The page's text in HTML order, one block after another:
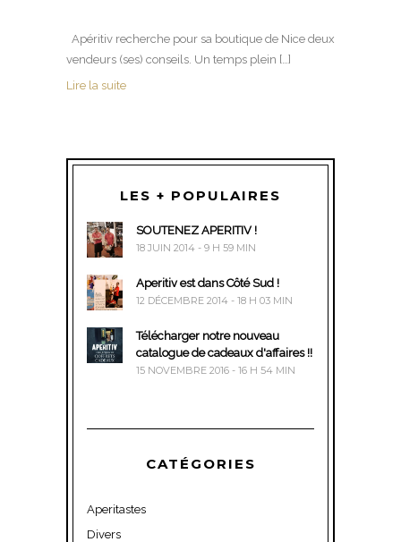
Apéritiv recherche pour sa boutique de Nice deux
vendeurs (ses) conseils. Un temps plein […]
Lire la suite
LES + POPULAIRES
SOUTENEZ APERITIV !
18 JUIN 2014 - 9 H 59 MIN
Aperitiv est dans Côté Sud !
12 DÉCEMBRE 2014 - 18 H 03 MIN
Télécharger notre nouveau
catalogue de cadeaux d'affaires !!
15 NOVEMBRE 2016 - 16 H 54 MIN
CATÉGORIES
Aperitastes
Divers